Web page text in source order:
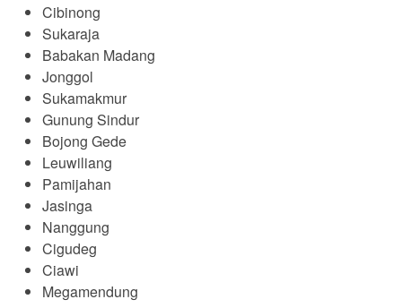
Cibinong
Sukaraja
Babakan Madang
Jonggol
Sukamakmur
Gunung Sindur
Bojong Gede
Leuwiliang
Pamijahan
Jasinga
Nanggung
Cigudeg
Ciawi
Megamendung